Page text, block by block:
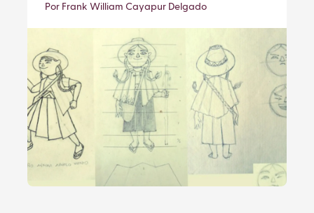
Por Frank William Cayapur Delgado